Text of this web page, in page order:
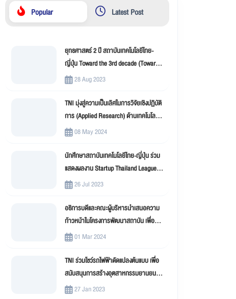
Popular Latest Post
ยุทธศาสตร์ 2 ปี สถาบันเทคโนโลยีไทย-
ญี่ปุ่น Toward the 3rd decade (Toward
New Innovation –TNI)
28 Aug 2023
TNI มุ่งสู่ความเป็นเลิศในการวิจัยเชิงปฏิบัติ
การ (Applied Research) ด้านเทคโนโลยี
สารสนเทศ
08 May 2024
นักศึกษาสถาบันเทคโนโลยีไทย-ญี่ปุ่น ร่วม
แสดงผลงาน Startup Thailand League
202326 Jul 2023
อธิการบดีและคณะผู้บริหารนำเสนอความ
ก้าวหน้าในโครงการพัฒนาสถาบัน เพื่อขับ
เคลื่อน สถาบันเทคโนโลยีไทย-ญี่ปุ่น (TNI)
01 Mar 2024
TNI ร่วมโชว์รถไฟฟ้าดัดแปลงต้นแบบ เพื่อ
สนับสนุนการสร้างอุตสาหกรรมยานยนต์
ไฟฟ้าดัดแปลง (EV Conversion)
27 Jan 2023